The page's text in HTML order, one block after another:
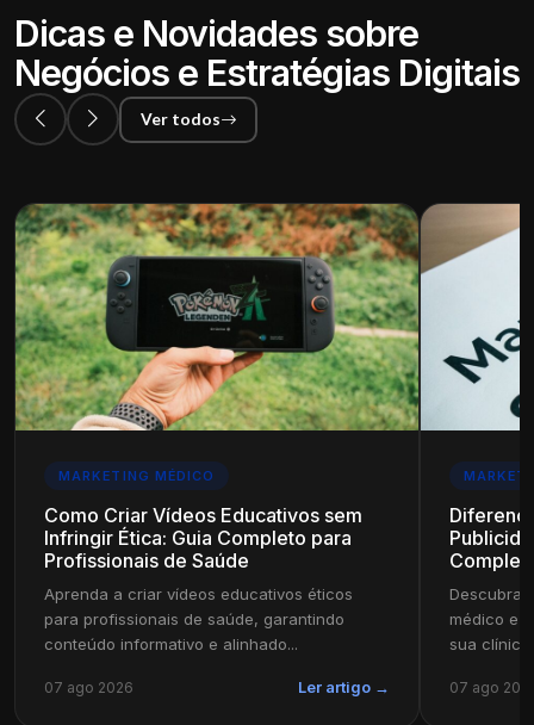
Dicas e Novidades sobre
Negócios e Estratégias Digitais
Ver todos
MARKETING MÉDICO
Como Criar Vídeos Educativos sem
Infringir Ética: Guia Completo para
Profissionais de Saúde
Aprenda a criar vídeos educativos éticos
para profissionais de saúde, garantindo
conteúdo informativo e alinhado...
07 ago 2026 Ler artigo →
Descubra
médico e
sua clínica
07 ago